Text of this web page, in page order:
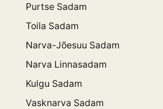
Purtse Sadam
Toila Sadam
Narva-Jõesuu Sadam
Narva Linnasadam
Kulgu Sadam
Vasknarva Sadam